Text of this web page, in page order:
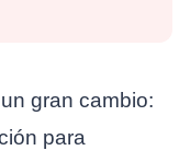
gran cambio:
para